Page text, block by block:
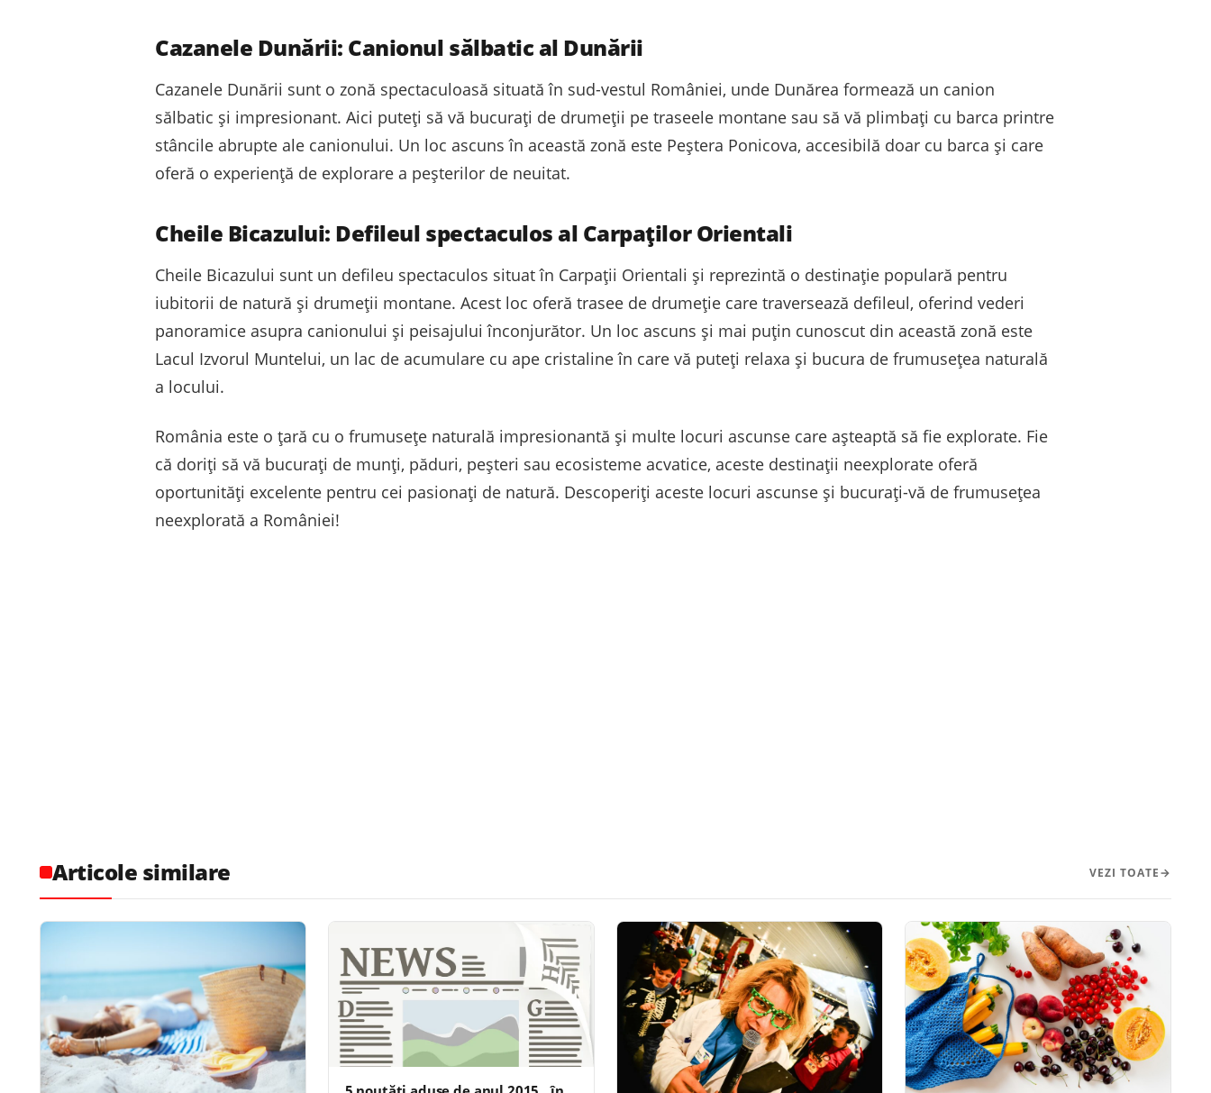
Cazanele Dunării: Canionul sălbatic al Dunării
Cazanele Dunării sunt o zonă spectaculoasă situată în sud-vestul României, unde Dunărea formează un canion
sălbatic și impresionant. Aici puteți să vă bucurați de drumeții pe traseele montane sau să vă plimbați cu barca printre
stâncile abrupte ale canionului. Un loc ascuns în această zonă este Peștera Ponicova, accesibilă doar cu barca și care
oferă o experiență de explorare a peșterilor de neuitat.
Cheile Bicazului: Defileul spectaculos al Carpaților Orientali
Cheile Bicazului sunt un defileu spectaculos situat în Carpații Orientali și reprezintă o destinație populară pentru
iubitorii de natură și drumeții montane. Acest loc oferă trasee de drumeție care traversează defileul, oferind vederi
panoramice asupra canionului și peisajului înconjurător. Un loc ascuns și mai puțin cunoscut din această zonă este
Lacul Izvorul Muntelui, un lac de acumulare cu ape cristaline în care vă puteți relaxa și bucura de frumusețea naturală
a locului.
România este o țară cu o frumusețe naturală impresionantă și multe locuri ascunse care așteaptă să fie explorate. Fie
că doriți să vă bucurați de munți, păduri, peșteri sau ecosisteme acvatice, aceste destinații neexplorate oferă
oportunități excelente pentru cei pasionați de natură. Descoperiți aceste locuri ascunse și bucurați-vă de frumusețea
neexplorată a României!
Articole similare VEZI TOATE